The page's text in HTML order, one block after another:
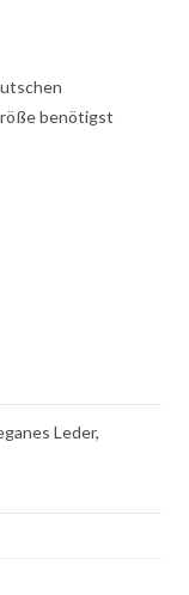
benötigst
Leder,